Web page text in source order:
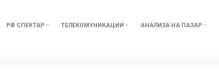
РФ СПЕКТАР ТЕЛЕКОМУНИКАЦИИ АНАЛИЗА НА ПАЗАР